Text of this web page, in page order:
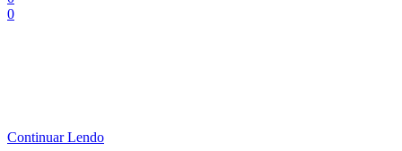
0
Continuar Lendo